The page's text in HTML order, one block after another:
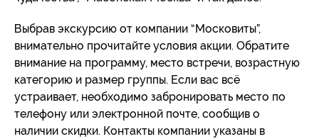
Выбрав экскурсию от компании “Московиты”,
внимательно прочитайте условия акции. Обратите
внимание на программу, место встречи, возрастную
категорию и размер группы. Если вас всё
устраивает, необходимо забронировать место по
телефону или электронной почте, сообщив о
наличии скидки. Контакты компании указаны в